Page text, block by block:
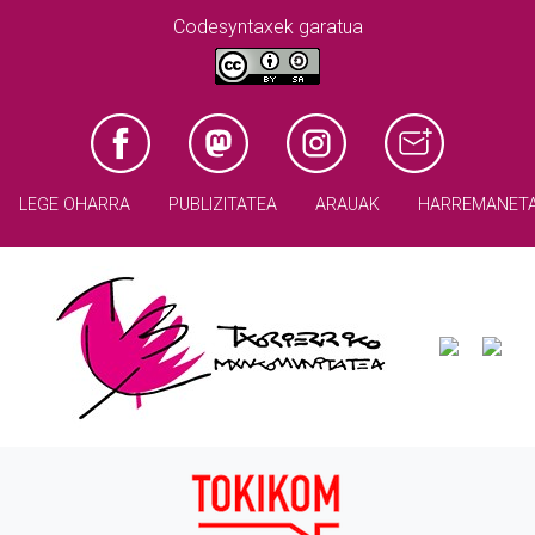
Codesyntaxek garatua
LEGE OHARRA PUBLIZITATEA ARAUAK